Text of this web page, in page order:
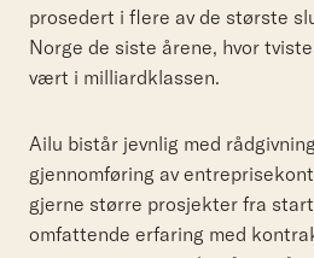
prosedert i flere av de største
Norge de siste årene, hvor
vært i milliardklassen.
Ailu bistår jevnlig med
gjennomføring av
gjerne større prosjekter fra
omfattende erfaring med